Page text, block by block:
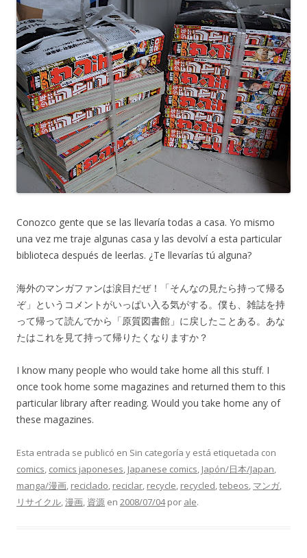
Conozco gente que se las llevaría todas a casa. Yo mismo
una vez me traje algunas casa y las devolví a esta particular
biblioteca después de leerlas. ¿Te llevarías tú alguna?
海外のマンガファンは涙目だぜ！「そんなの見たら持って帰る
ぞ」というコメントがいっぱい入る気がする。僕も、雑誌を持
って帰って読んでから「原質図書館」に戻したことある。あな
たはこれを見て持って帰りたくなりますか？
I know many people who would take home all this stuff. I
once took home some magazines and returned them to this
particular library after reading. Would you take home any of
these magazines.
Esta entrada se publicó en Sin categoría y está etiquetada con
comics, comics japoneses, Japanese comics, Japón/日本/Japan,
manga/漫画, reciclado, reciclar, recycle, recycled,tebeos, マンガ,
リサイクル,漫画, 資源 en 2008/07/04por ale.